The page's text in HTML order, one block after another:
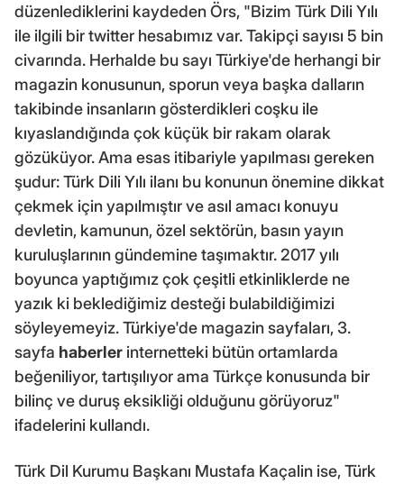
düzenlediklerini kaydeden Örs, "Bizim Türk Dili Yılı
ile ilgili bir twitter hesabımız var. Takipçi sayısı 5 bin
civarında. Herhalde bu sayı Türkiye'de herhangi bir
magazin konusunun, sporun veya başka dalların
takibinde insanların gösterdikleri coşku ile
kıyaslandığında çok küçük bir rakam olarak
gözüküyor. Ama esas itibariyle yapılması gereken
şudur: Türk Dili Yılı ilanı bu konunun önemine dikkat
çekmek için yapılmıştır ve asıl amacı konuyu
devletin, kamunun, özel sektörün, basın yayın
kuruluşlarının gündemine taşımaktır. 2017 yılı
boyunca yaptığımız çok çeşitli etkinliklerde ne
yazık ki beklediğimiz desteği bulabildiğimizi
söyleyemeyiz. Türkiye'de magazin sayfaları, 3.
sayfa haberler internetteki bütün ortamlarda
beğeniliyor, tartışılıyor ama Türkçe konusunda bir
bilinç ve duruş eksikliği olduğunu görüyoruz"
ifadelerini kullandı.
Türk Dil Kurumu Başkanı Mustafa Kaçalin ise, Türk